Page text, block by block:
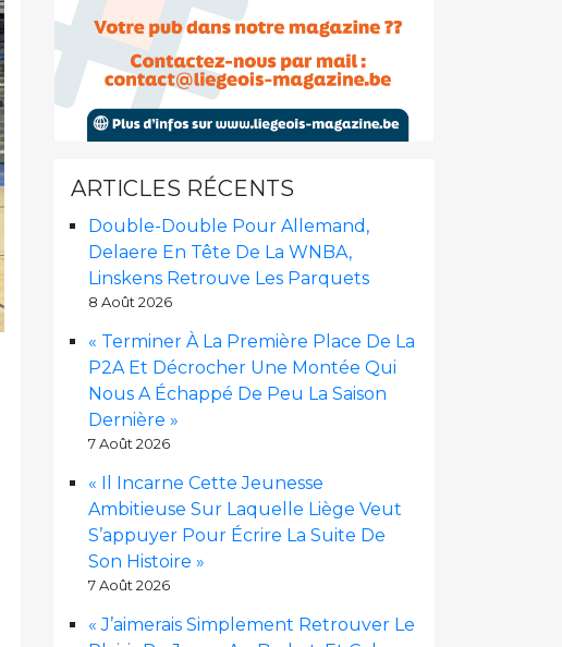
ARTICLES RÉCENTS
Double-Double Pour Allemand,
Delaere En Tête De La WNBA,
Linskens Retrouve Les Parquets
8 Août 2026
« Terminer À La Première Place De La
P2A Et Décrocher Une Montée Qui
Nous A Échappé De Peu La Saison
Dernière »
7 Août 2026
« Il Incarne Cette Jeunesse
Ambitieuse Sur Laquelle Liège Veut
S’appuyer Pour Écrire La Suite De
Son Histoire »
7 Août 2026
« J’aimerais Simplement Retrouver Le